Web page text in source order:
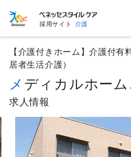
採用サイト 介護
【介護付きホーム】介護付有
居者生活介護）
メディカルホー
求人情報